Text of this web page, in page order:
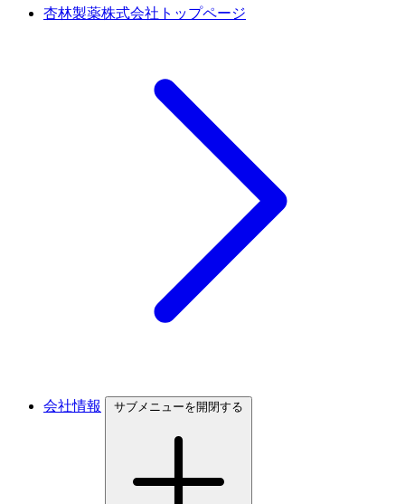
杏林製薬株式会社トップページ
会社情報 サブメニューを開閉する